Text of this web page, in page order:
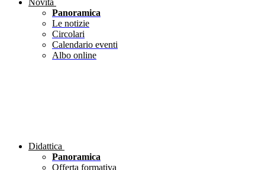
Novità
Panoramica
Le notizie
Circolari
Calendario eventi
Albo online
Didattica
Panoramica
Offerta formativa